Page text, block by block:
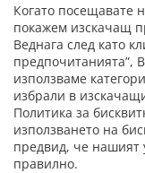
Когато посещавате
покажем изскачащ
Веднага след като
предпочитанията”,
използваме
избрали в
Политика за
използването на
предвид, че нашият
правилно.